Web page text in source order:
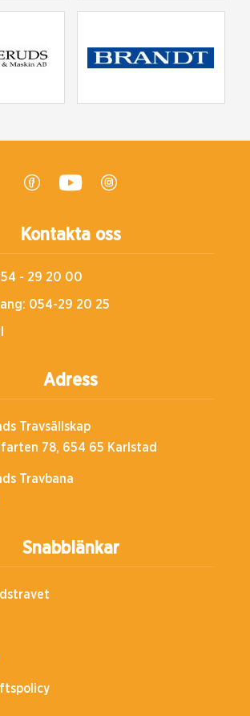
Snabblänkar
Kontakta oss
- 29 20 00
054-29 20 25
Adress
Travsällskap
78, 654 65 Karlstad
Travbana